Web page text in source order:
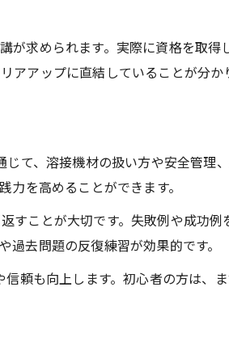
が求められます。実際に資格を取得
アップに直結していることが分か
て、溶接機材の扱い方や安全管理
を高めることができます。
すことが大切です。失敗例や成功例
去問題の反復練習が効果的です。
頼も向上します。初心者の方は、